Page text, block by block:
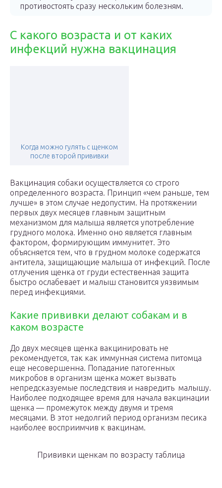
противостоять сразу нескольким болезням.
С какого возраста и от каких
инфекций нужна вакцинация
Когда можно гулять с щенком
после второй прививки
Вакцинация собаки осуществляется со строго
определенного возраста. Принцип «чем раньше, тем
лучше» в этом случае недопустим. На протяжении
первых двух месяцев главным защитным
механизмом для малыша является употребление
грудного молока. Именно оно является главным
фактором, формирующим иммунитет. Это
объясняется тем, что в грудном молоке содержатся
антитела, защищающие малыша от инфекций. После
отлучения щенка от груди естественная защита
быстро ослабевает и малыш становится уязвимым
перед инфекциями.
Какие прививки делают собакам и в
каком возрасте
До двух месяцев щенка вакцинировать не
рекомендуется, так как иммунная система питомца
еще несовершенна. Попадание патогенных
микробов в организм щенка может вызвать
непредсказуемые последствия и навредить малышу.
Наиболее подходящее время для начала вакцинации
щенка — промежуток между двумя и тремя
месяцами. В этот недолгий период организм песика
наиболее восприимчив к вакцинам.
Прививки щенкам по возрасту таблица